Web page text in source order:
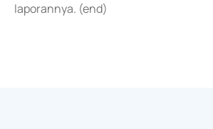
laporannya. (end)